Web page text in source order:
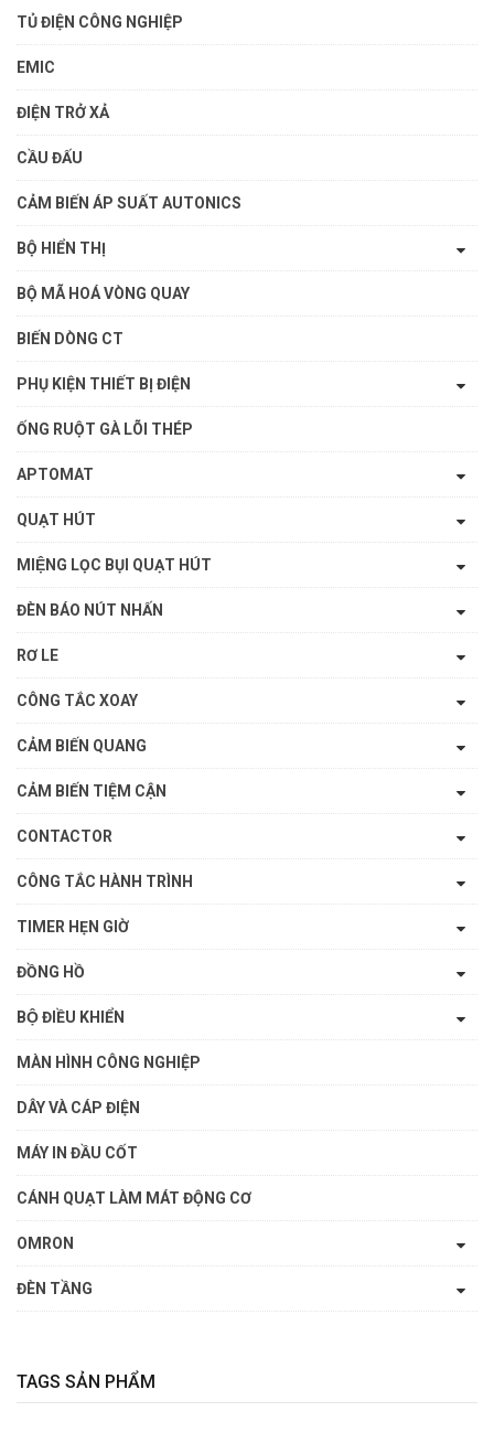
TỦ ĐIỆN CÔNG NGHIỆP
EMIC
ĐIỆN TRỞ XẢ
CẦU ĐẤU
CẢM BIẾN ÁP SUẤT AUTONICS
BỘ HIỂN THỊ
BỘ MÃ HOÁ VÒNG QUAY
BIẾN DÒNG CT
PHỤ KIỆN THIẾT BỊ ĐIỆN
ỐNG RUỘT GÀ LÕI THÉP
APTOMAT
QUẠT HÚT
MIỆNG LỌC BỤI QUẠT HÚT
ĐÈN BÁO NÚT NHẤN
RƠ LE
CÔNG TẮC XOAY
CẢM BIẾN QUANG
CẢM BIẾN TIỆM CẬN
CONTACTOR
CÔNG TẮC HÀNH TRÌNH
TIMER HẸN GIỜ
ĐỒNG HỒ
BỘ ĐIỀU KHIỂN
MÀN HÌNH CÔNG NGHIỆP
DÂY VÀ CÁP ĐIỆN
MÁY IN ĐẦU CỐT
CÁNH QUẠT LÀM MÁT ĐỘNG CƠ
OMRON
ĐÈN TẦNG
TAGS SẢN PHẨM